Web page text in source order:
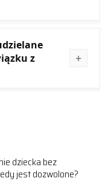
z
dziecka bez
jest dozwolone?